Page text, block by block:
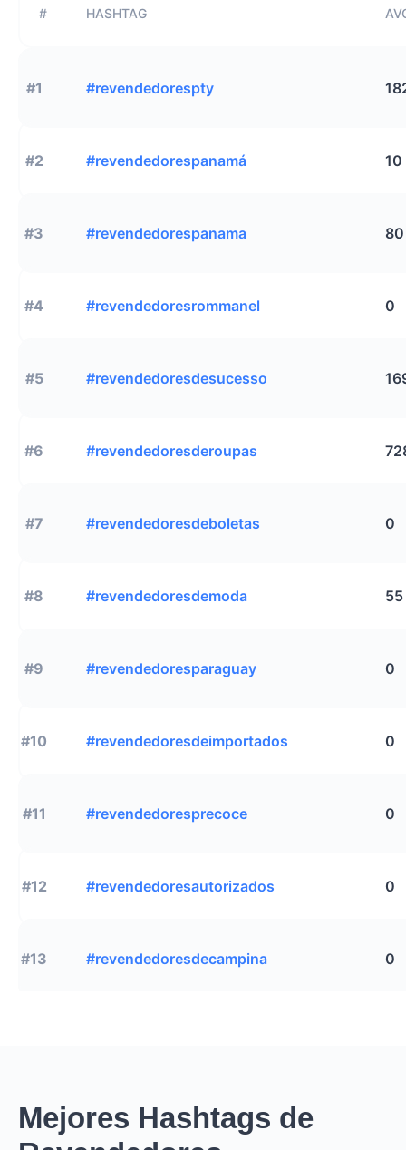
# HASHTAG
#1 #revendedorespty
#2 #revendedorespanamá 10
#3 #revendedorespanama 80
#4 #revendedoresrommanel 0
#5 #revendedoresdesucesso
#6 #revendedoresderoupas
#7 #revendedoresdeboletas 0
#8 #revendedoresdemoda 55
#9 #revendedoresparaguay 0
#10 #revendedoresdeimportados 0
#11 #revendedoresprecoce 0
#12 #revendedoresautorizados 0
#13 #revendedoresdecampina 0
Mejores Hashtags de